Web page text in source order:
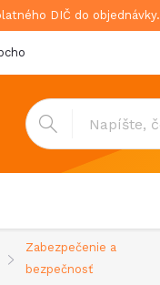
DIČ do objednávky.
podmienky
Zabezpečenie a
bezpečnosť